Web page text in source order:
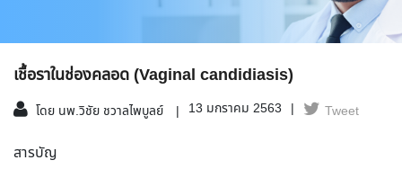
เชื้อราในช่องคลอด (Vaginal candidiasis)
โดย นพ.วิชัย ชวาลไพบูลย์ 13 มกราคม 2563 Tweet
สารบัญ